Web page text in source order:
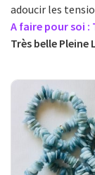
adoucir les
A faire pour soi
Très belle